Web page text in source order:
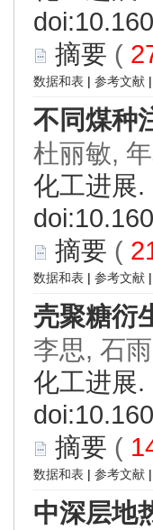
doi:
摘要 (
数据和表 | 参考文献 |
不同煤种
杜丽敏,
化工进展
doi:
摘要 (
数据和表 | 参考文献 |
壳聚糖衍
李思, 石
化工进展
doi:
摘要 (
数据和表 | 参考文献 |
中深层地